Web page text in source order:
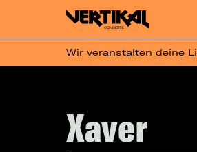
Wir veranstalten deine
Xaver